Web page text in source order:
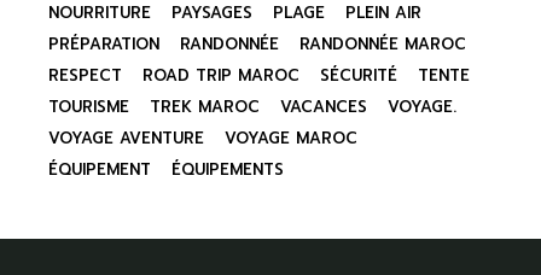
NOURRITURE
PAYSAGES PLAGE
PLEIN AIR
PRÉPARATION
RANDONNÉE
RANDONNÉE MAROC
RESPECT
ROAD TRIP MAROC SÉCURITÉ
TENTE
TOURISME
TREK MAROC VACANCES
VOYAGE.
VOYAGE AVENTURE
VOYAGE MAROC
ÉQUIPEMENT
ÉQUIPEMENTS